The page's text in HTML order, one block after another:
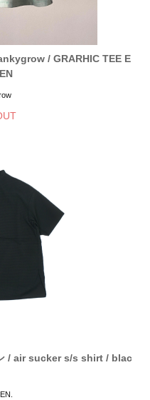
/ GRARHIC TEE E
/ air sucker s/s shirt / blac